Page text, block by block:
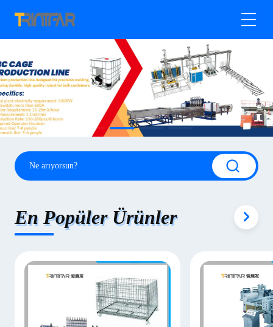
En Popüler Ürünler